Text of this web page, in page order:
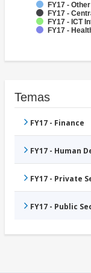
FY17 -
FY17 -
FY17 - ICT
FY17 -
Temas
FY17 - Finance
FY17 - Human
FY17 - Private
FY17 - Public